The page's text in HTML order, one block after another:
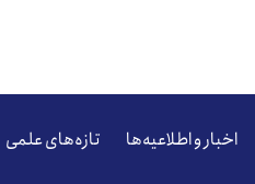
اخبار و اطلاعیه‌ها تازه‌های علمی